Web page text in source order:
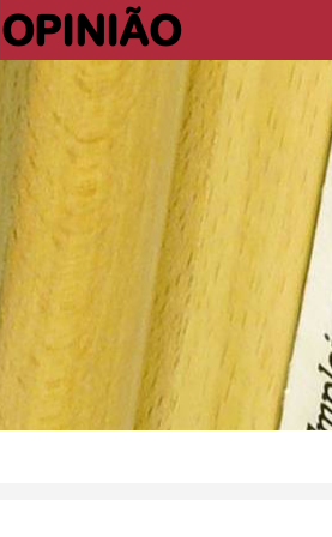
OPINIÃO